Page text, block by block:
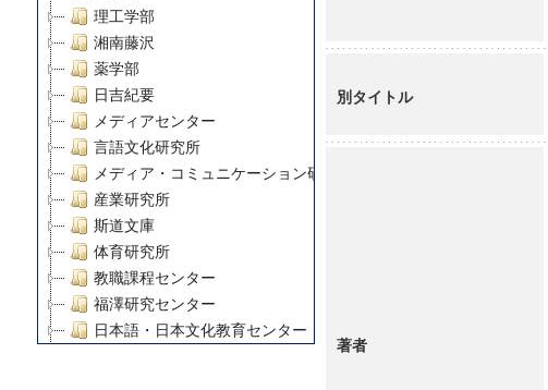
理工学部
湘南藤沢
薬学部
日吉紀要
メディアセンター
言語文化研究所
メディア・コミュニケーション研究所
産業研究所
斯道文庫
体育研究所
教職課程センター
福澤研究センター
日本語・日本文化教育センター
別タイトル
著者